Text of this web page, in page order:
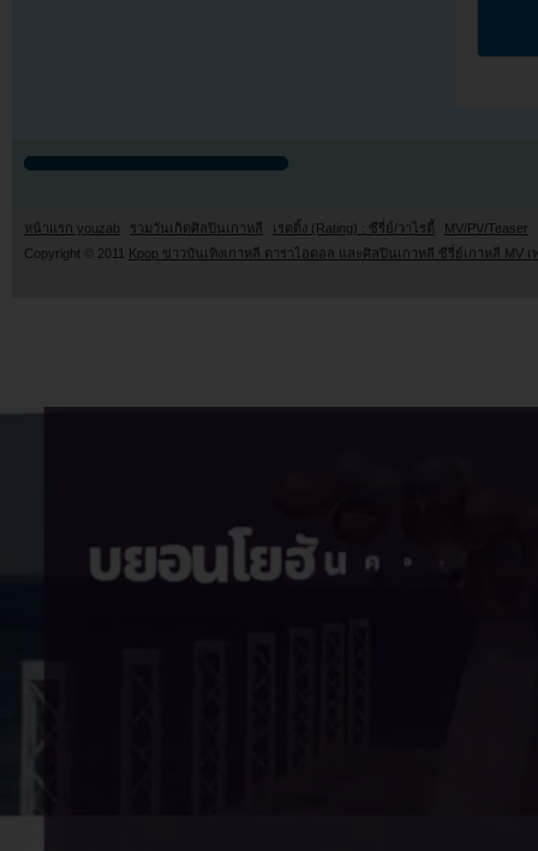
หน้าแรก youzab รวมวันเกิดศิลปินเกาหลี เรตติ้ง (Rating) : ซีรี่ย์/วาไรตี้
MV/PV/Teaser
Copyright © 2011 Kpop ข่าวบันเทิงเกาหลี ดาราไอดอล และศิลปินเกาหลี ซีรี่ย์เกาหลี MV